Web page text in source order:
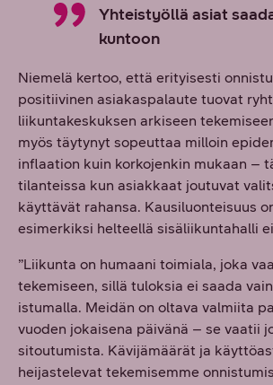
Yhteistyöllä asiat
kuntoon
Niemelä kertoo, että erityisesti
positiivinen asiakaspalaute tuovat
liikuntakeskuksen arkiseen
myös täytynyt sopeuttaa milloin
inflaation kuin korkojenkin mukaan –
tilanteissa kun asiakkaat joutuvat
käyttävät rahansa. Kausiluonteisuus
esimerkiksi helteellä sisäliikuntahalli
”Liikunta on humaani toimiala, joka
tekemiseen, sillä tuloksia ei saada
istumalla. Meidän on oltava valmiita
vuoden jokaisena päivänä – se vaatii
sitoutumista. Kävijämäärät ja
heijastelevat tekemisemme